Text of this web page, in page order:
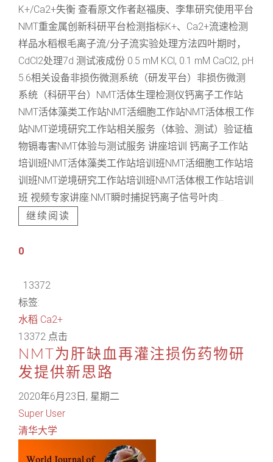
K+/Ca2+失衡 查看原文作者赵福庚、李隼研究使用平台
NMT重金属创新科研平台检测指标K+、Ca2+流速检测
样品水稻根毛离子流/分子流实验处理方法四叶期时，
CdCl2处理7d 测试液成份 0.5 mM KCl, 0.1 mM CaCl2, pH
5.6相关设备非损伤微测系统（研发平台）非损伤微测
系统（科研平台）NMT活体生理检测仪钙离子工作站
NMT活体藻类工作站NMT活细胞工作站NMT活体根工作
站NMT逆境研究工作站相关服务（体验、测试）验证植
物镉毒害NMT体验与测试服务 讲座培训 钙离子工作站
培训班NMT活体藻类工作站培训班NMT活细胞工作站培
训班NMT逆境研究工作站培训班NMT活体根工作站培训
班 视频专家讲座:NMT瞬时捕捉钙离子信号叶肉...
继续阅读
0
13372
标签:
水稻 Ca2+
13372 点击
NMT为肝缺血再灌注损伤药物研
发提供新思路
2020年6月23日, 星期二
Super User
清华大学